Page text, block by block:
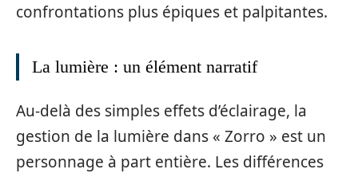
confrontations plus épiques et palpitantes.
La lumière : un élément narratif
Au-delà des simples effets d’éclairage, la
gestion de la lumière dans « Zorro » est un
personnage à part entière. Les différences